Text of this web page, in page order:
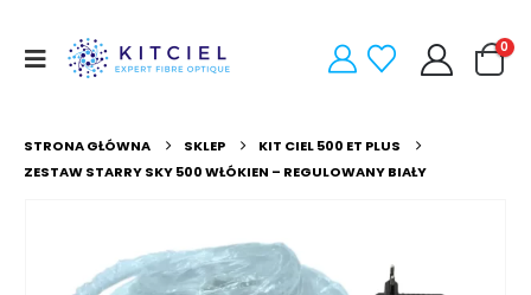
0
STRONA GŁÓWNA SKLEP
KIT CIEL 500 ET PLUS
ZESTAW STARRY SKY 500 WŁÓKIEN – REGULOWANY BIAŁY